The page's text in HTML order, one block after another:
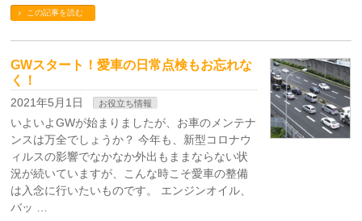
この記事を読む
GWスタート！愛車の日常点検もお忘れな
く！
2021年5月1日 お役立ち情報
いよいよGWが始まりましたが、お車のメンテナ
ンスは万全でしょうか？ 今年も、新型コロナウ
ィルスの影響でなかなか外出もままならない状
況が続いていますが、こんな時こそ愛車の整備
は入念に行いたいものです。 エンジンオイル、
バッ …